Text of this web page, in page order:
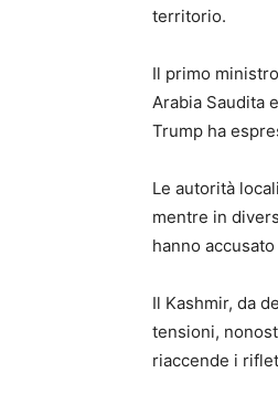
territorio.
Il primo
Arabia Saudita
Trump ha
Le autorità
mentre in
hanno
Il Kashmir, da
tensioni,
riaccende i